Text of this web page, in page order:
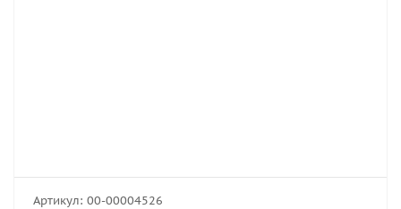
Артикул: 00-00004526